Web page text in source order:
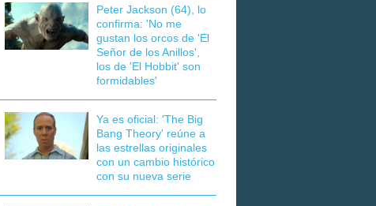
Peter Jackson (64), lo
confirma: 'No me
gustan los orcos de 'El
Señor de los Anillos',
los de 'El Hobbit' son
formidables'
Ya es oficial: 'The Big
Bang Theory' reúne a
las estrellas originales
con un cambio histórico
con su nueva serie